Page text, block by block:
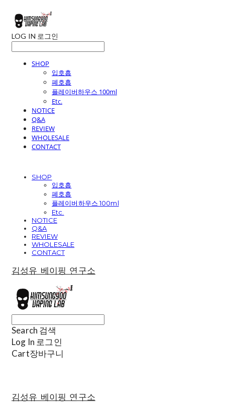
LOG IN 로그인
SHOP
입호흡
폐호흡
플레이버하우스 100ml
Etc.
NOTICE
Q&A
REVIEW
WHOLESALE
CONTACT
SHOP
입호흡
폐호흡
플레이버하우스 100ml
Etc.
NOTICE
Q&A
REVIEW
WHOLESALE
CONTACT
김성유 베이핑 연구소
Search 검색
Log In 로그인
Cart장바구니
김성유 베이핑 연구소